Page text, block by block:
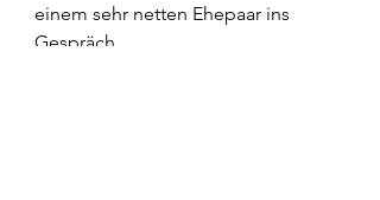
einem sehr netten Ehepaar ins
Gespräch.